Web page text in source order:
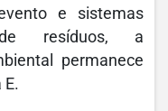
e sistemas
resíduos, a
permanece
E.